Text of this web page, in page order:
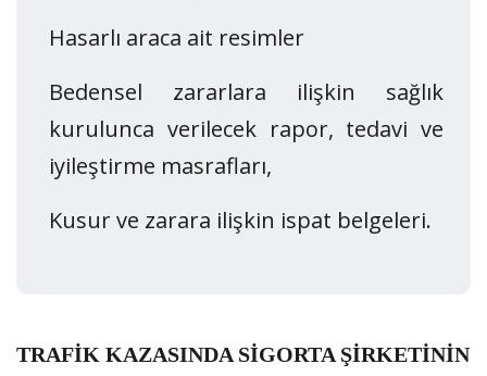
Hasarlı araca ait resimler
Bedensel zararlara ilişkin sağlık
kurulunca verilecek rapor, tedavi ve
iyileştirme masrafları,
Kusur ve zarara ilişkin ispat belgeleri.
TRAFİK KAZASINDA SİGORTA ŞİRKETİNİN